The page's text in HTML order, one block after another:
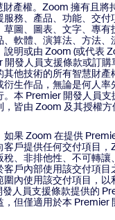
產權。Zoom 擁有且將
服務、產品、功能、交付
草圖、圖表、文字、專有
、軟體、演算法、方法、
說明或由 Zoom (或代表
開發人員支援條款或訂購
其他技術的所有智慧財產
衍生作品，無論是何人率
。本 Premier 開發人員
，皆由 Zoom 及其授權方
如果 Zoom 在提供
客戶提供任何交付項目，
稅、非排他性、不可轉讓
客戶內部使用該交付項目
圍內使用該交付項目，以
人員支援條款提供的
，但僅適用於本 Premier